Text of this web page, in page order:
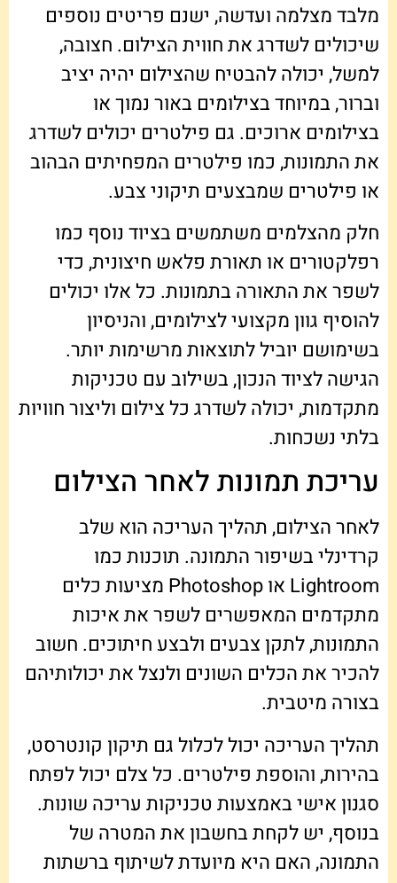
מלבד מצלמה ועדשה, ישנם פריטים נוספים
שיכולים לשדרג את חווית הצילום. חצובה,
למשל, יכולה להבטיח שהצילום יהיה יציב
וברור, במיוחד בצילומים באור נמוך או
בצילומים ארוכים. גם פילטרים יכולים לשדרג
את התמונות, כמו פילטרים המפחיתים הבהוב
או פילטרים שמבצעים תיקוני צבע.
חלק מהצלמים משתמשים בציוד נוסף כמו
רפלקטורים או תאורת פלאש חיצונית, כדי
לשפר את התאורה בתמונות. כל אלו יכולים
להוסיף גוון מקצועי לצילומים, והניסיון
בשימושם יוביל לתוצאות מרשימות יותר.
הגישה לציוד הנכון, בשילוב עם טכניקות
מתקדמות, יכולה לשדרג כל צילום וליצור חוויות
בלתי נשכחות.
עריכת תמונות לאחר הצילום
לאחר הצילום, תהליך העריכה הוא שלב
קרדינלי בשיפור התמונה. תוכנות כמו
Lightroom או Photoshop מציעות כלים
מתקדמים המאפשרים לשפר את איכות
התמונות, לתקן צבעים ולבצע חיתוכים. חשוב
להכיר את הכלים השונים ולנצל את יכולותיהם
בצורה מיטבית.
תהליך העריכה יכול לכלול גם תיקון קונטרסט,
בהירות, והוספת פילטרים. כל צלם יכול לפתח
סגנון אישי באמצעות טכניקות עריכה שונות.
בנוסף, יש לקחת בחשבון את המטרה של
התמונה, האם היא מיועדת לשיתוף ברשתות